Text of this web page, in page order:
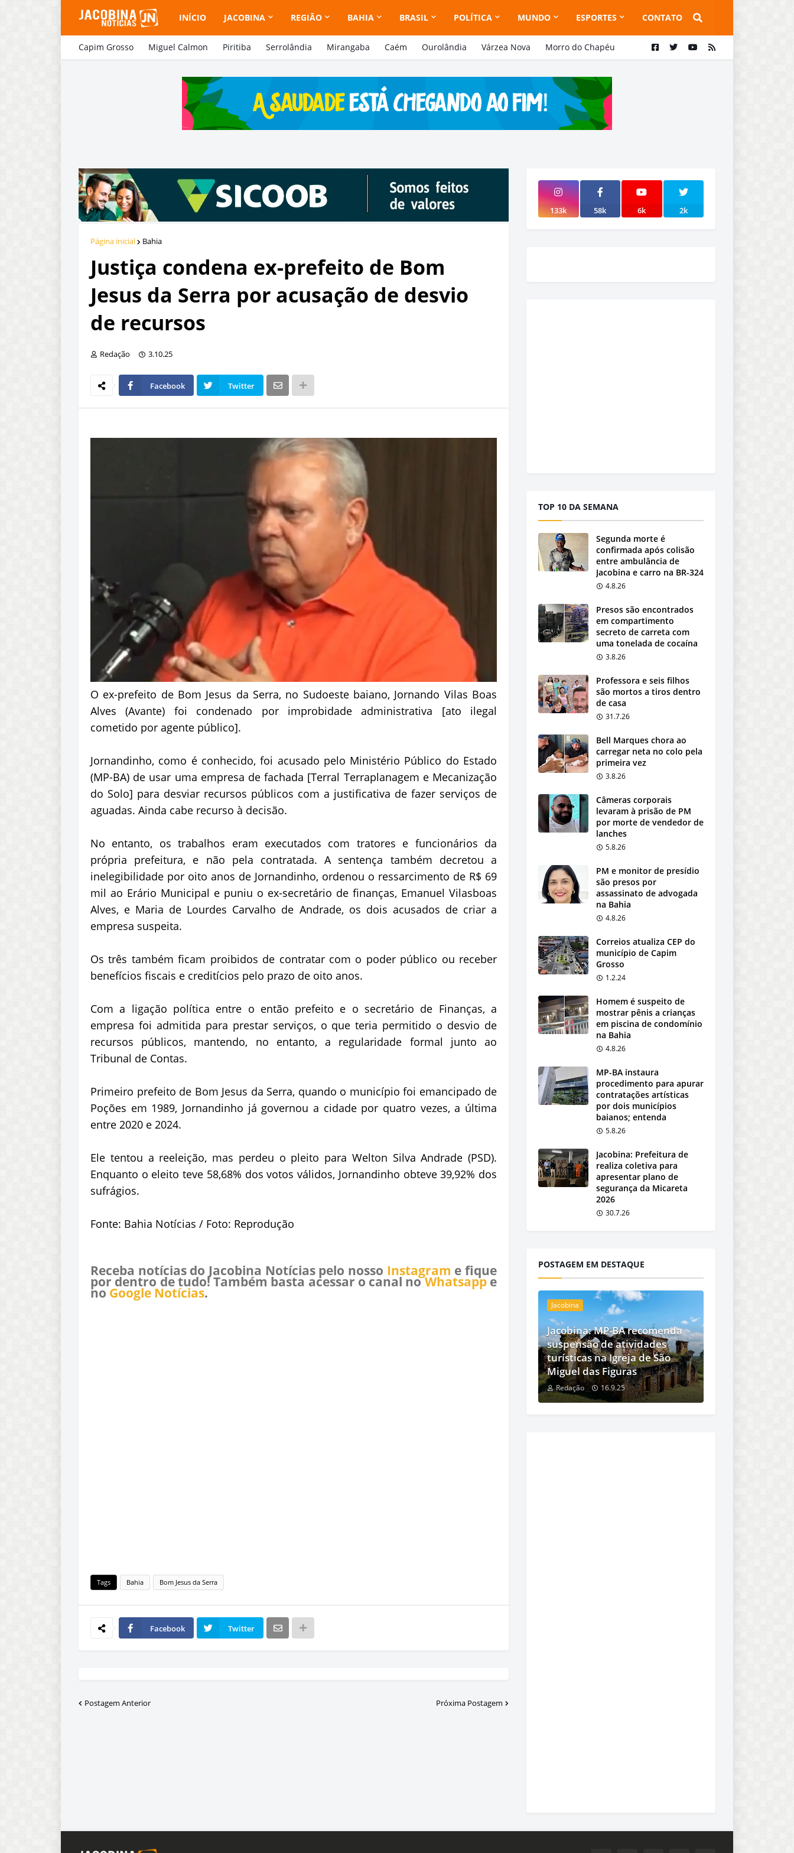
INÍCIO JACOBINA REGIÃO BAHIA BRASIL POLÍTICA MUNDO ESPORTES CONTATO
Capim Grosso Miguel Calmon Piritiba Serrolândia Mirangaba Caém Ourolândia Várzea Nova Morro do Chapéu
Página inicial Bahia
Justiça condena ex-prefeito de Bom
Jesus da Serra por acusação de desvio
de recursos
Redação 3.10.25
Facebook Twitter
O ex-prefeito de Bom Jesus da Serra, no Sudoeste baiano, Jornando Vilas Boas
Alves (Avante) foi condenado por improbidade administrativa [ato ilegal
cometido por agente público].
Jornandinho, como é conhecido, foi acusado pelo Ministério Público do Estado
(MP-BA) de usar uma empresa de fachada [Terral Terraplanagem e Mecanização
do Solo] para desviar recursos públicos com a justificativa de fazer serviços de
aguadas. Ainda cabe recurso à decisão.
No entanto, os trabalhos eram executados com tratores e funcionários da
própria prefeitura, e não pela contratada. A sentença também decretou a
inelegibilidade por oito anos de Jornandinho, ordenou o ressarcimento de R$ 69
mil ao Erário Municipal e puniu o ex-secretário de finanças, Emanuel Vilasboas
Alves, e Maria de Lourdes Carvalho de Andrade, os dois acusados de criar a
empresa suspeita.
Os três também ficam proibidos de contratar com o poder público ou receber
benefícios fiscais e creditícios pelo prazo de oito anos.
Com a ligação política entre o então prefeito e o secretário de Finanças, a
empresa foi admitida para prestar serviços, o que teria permitido o desvio de
recursos públicos, mantendo, no entanto, a regularidade formal junto ao
Tribunal de Contas.
Primeiro prefeito de Bom Jesus da Serra, quando o município foi emancipado de
Poções em 1989, Jornandinho já governou a cidade por quatro vezes, a última
entre 2020 e 2024.
Ele tentou a reeleição, mas perdeu o pleito para Welton Silva Andrade (PSD).
Enquanto o eleito teve 58,68% dos votos válidos, Jornandinho obteve 39,92% dos
sufrágios.
Fonte: Bahia Notícias / Foto: Reprodução
Receba notícias do Jacobina Notícias pelo nosso Instagram e fique
por dentro de tudo! Também basta acessar o canal noWhatsappe
no Google Notícias.
Tags Bahia Bom Jesus da Serra
Facebook Twitter
Postagem Anterior Próxima Postagem
133k 58k 6k 2k
TOP 10 DA SEMANA
Segunda morte é
confirmada após colisão
entre ambulância de
Jacobina e carro na BR-324
4.8.26
Presos são encontrados
em compartimento
secreto de carreta com
uma tonelada de cocaína
3.8.26
Professora e seis filhos
são mortos a tiros dentro
de casa
31.7.26
Bell Marques chora ao
carregar neta no colo pela
primeira vez
3.8.26
Câmeras corporais
levaram à prisão de PM
por morte de vendedor de
lanches
5.8.26
PM e monitor de presídio
são presos por
assassinato de advogada
na Bahia
4.8.26
Correios atualiza CEP do
município de Capim
Grosso
1.2.24
Homem é suspeito de
mostrar pênis a crianças
em piscina de condomínio
na Bahia
4.8.26
MP-BA instaura
procedimento para apurar
contratações artísticas
por dois municípios
baianos; entenda
5.8.26
Jacobina: Prefeitura de
realiza coletiva para
apresentar plano de
segurança da Micareta
2026
30.7.26
POSTAGEM EM DESTAQUE
Jacobina
Jacobina: MP-BA recomenda
suspensão de atividades
turísticas na Igreja de São
Miguel das Figuras
Redação 16.9.25